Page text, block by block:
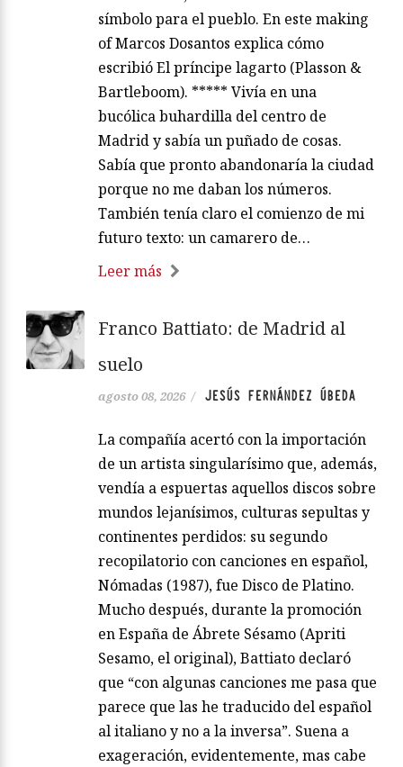
símbolo para el pueblo. En este making
of Marcos Dosantos explica cómo
escribió El príncipe lagarto (Plasson &
Bartleboom). ***** Vivía en una
bucólica buhardilla del centro de
Madrid y sabía un puñado de cosas.
Sabía que pronto abandonaría la ciudad
porque no me daban los números.
También tenía claro el comienzo de mi
futuro texto: un camarero de…
Leer más
Franco Battiato: de Madrid al
suelo
agosto 08, 2026 / JESÚS FERNÁNDEZ ÚBEDA
La compañía acertó con la importación
de un artista singularísimo que, además,
vendía a espuertas aquellos discos sobre
mundos lejanísimos, culturas sepultas y
continentes perdidos: su segundo
recopilatorio con canciones en español,
Nómadas (1987), fue Disco de Platino.
Mucho después, durante la promoción
en España de Ábrete Sésamo (Apriti
Sesamo, el original), Battiato declaró
que “con algunas canciones me pasa que
parece que las he traducido del español
al italiano y no a la inversa”. Suena a
exageración, evidentemente, mas cabe